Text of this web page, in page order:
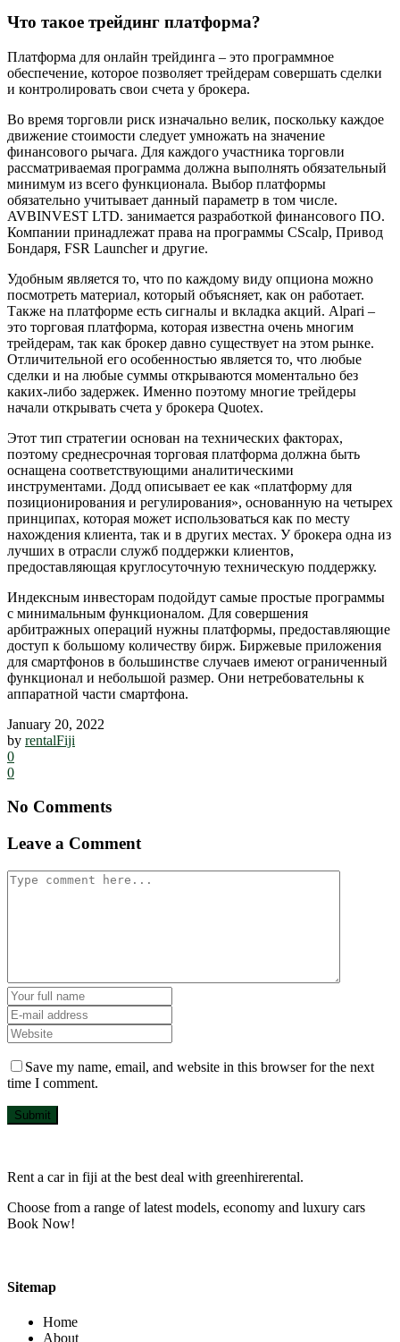
Что такое трейдинг платформа?
Платформа для онлайн трейдинга – это программное
обеспечение, которое позволяет трейдерам совершать сделки
и контролировать свои счета у брокера.
Во время торговли риск изначально велик, поскольку каждое
движение стоимости следует умножать на значение
финансового рычага. Для каждого участника торговли
рассматриваемая программа должна выполнять обязательный
минимум из всего функционала. Выбор платформы
обязательно учитывает данный параметр в том числе.
AVBINVEST LTD. занимается разработкой финансового ПО.
Компании принадлежат права на программы CScalp, Привод
Бондаря, FSR Launcher и другие.
Удобным является то, что по каждому виду опциона можно
посмотреть материал, который объясняет, как он работает.
Также на платформе есть сигналы и вкладка акций. Alpari –
это торговая платформа, которая известна очень многим
трейдерам, так как брокер давно существует на этом рынке.
Отличительной его особенностью является то, что любые
сделки и на любые суммы открываются моментально без
каких-либо задержек. Именно поэтому многие трейдеры
начали открывать счета у брокера Quotex.
Этот тип стратегии основан на технических факторах,
поэтому среднесрочная торговая платформа должна быть
оснащена соответствующими аналитическими
инструментами. Додд описывает ее как «платформу для
позиционирования и регулирования», основанную на четырех
принципах, которая может использоваться как по месту
нахождения клиента, так и в других местах. У брокера одна из
лучших в отрасли служб поддержки клиентов,
предоставляющая круглосуточную техническую поддержку.
Индексным инвесторам подойдут самые простые программы
с минимальным функционалом. Для совершения
арбитражных операций нужны платформы, предоставляющие
доступ к большому количеству бирж. Биржевые приложения
для смартфонов в большинстве случаев имеют ограниченный
функционал и небольшой размер. Они нетребовательны к
аппаратной части смартфона.
January 20, 2022
by rentalFiji
0
0
No Comments
Leave a Comment
Save my name, email, and website in this browser for the next
time I comment.
Submit
Rent a car in fiji at the best deal with greenhirerental.
Choose from a range of latest models, economy and luxury cars
Book Now!
Sitemap
Home
About